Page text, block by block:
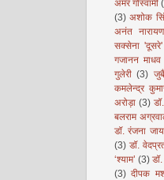
अमर गोस्वामी
(3) अशोक
अनंत
सक्सेना 'दूसरे'
गजानन माधव
गुलेरी (3)
कमलेन्द्र
अरोड़ा (3)
बलराम
डॉ. रंजना
(3) डॉ.
‘श्याम’ (3)
(3) दीपक